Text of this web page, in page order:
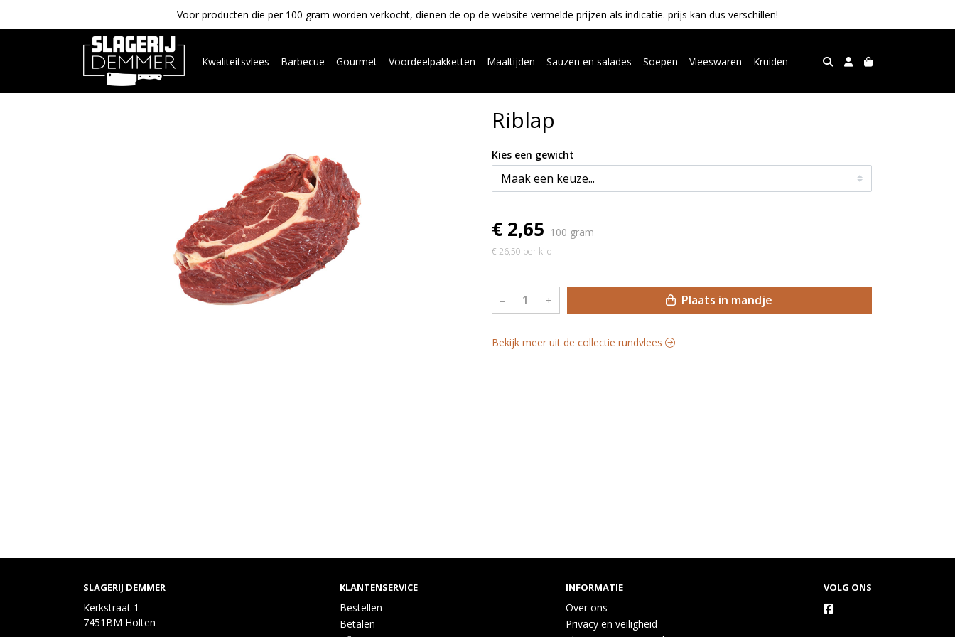
Voor producten die per 100 gram worden verkocht, dienen de op de website vermelde prijzen als indicatie. prijs kan dus verschillen!
Kwaliteitsvlees Barbecue Gourmet Voordeelpakketten Maaltijden Sauzen en salades Soepen Vleeswaren Kruiden
Riblap
Kies een gewicht
€ 2,65 100 gram
€ 26,50 per kilo
– + Plaats in mandje
Bekijk meer uit de collectie rundvlees
SLAGERIJ DEMMER
Kerkstraat 1
7451BM Holten
KLANTENSERVICE
Bestellen
Betalen
INFORMATIE
Over ons
Privacy en veiligheid
VOLG ONS